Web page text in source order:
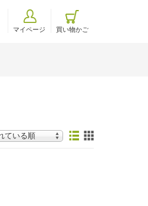
マイページ 買い物かご